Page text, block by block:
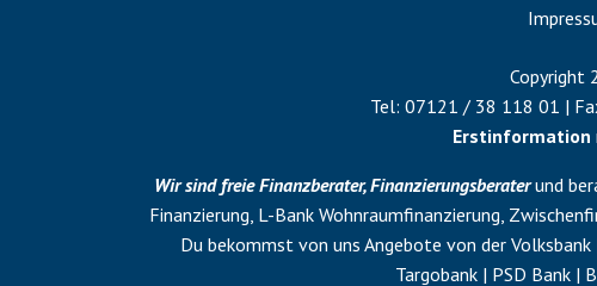
Copyright
Tel: 07121 / 38 118 01 |
Erstinformation
Wir sind freie Finanzberater, Finanzierungsberaterund
Finanzierung, L-Bank Wohnraumfinanzierung,
Du bekommst von uns Angebote von der
Targobank | PSD Bank |